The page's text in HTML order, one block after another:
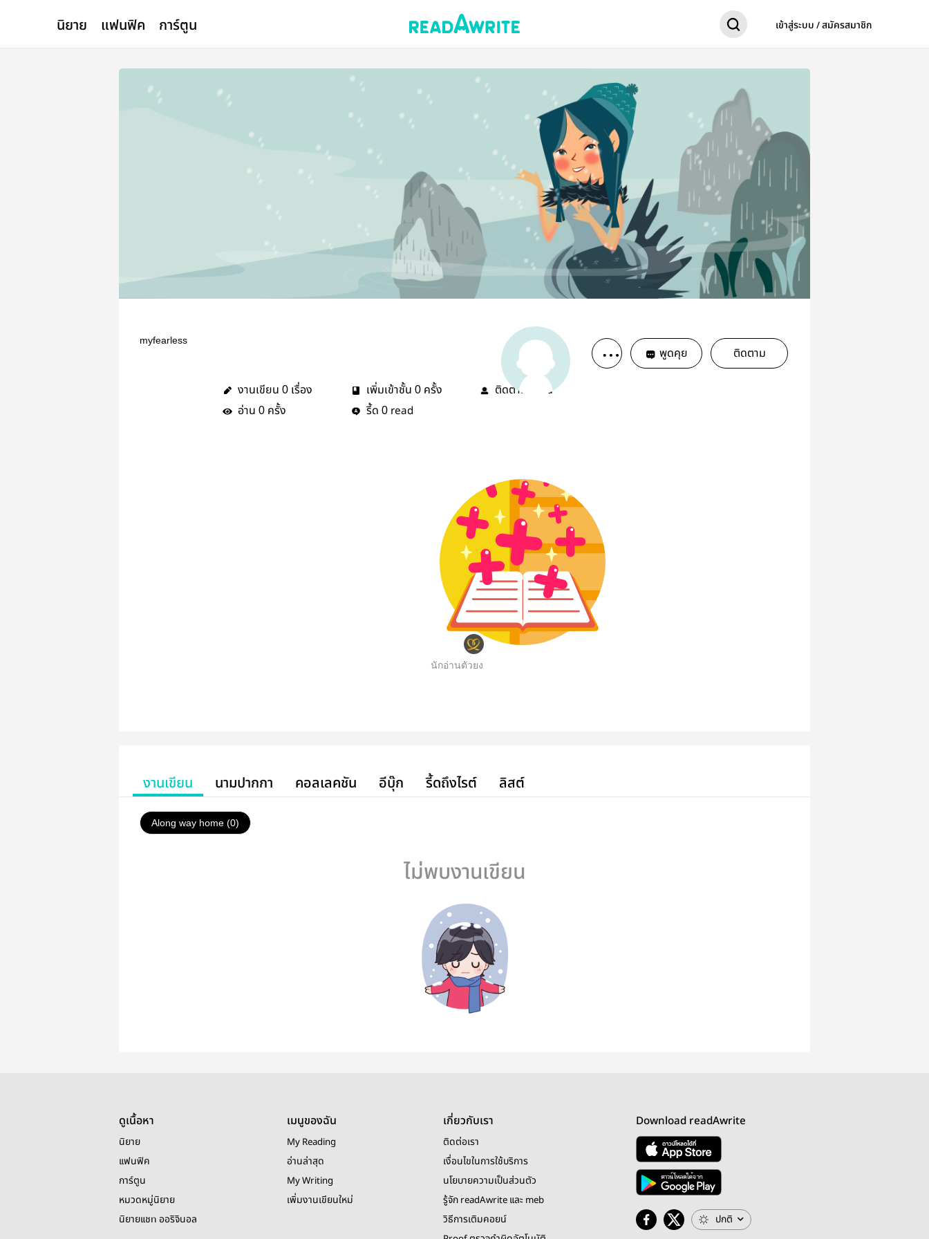
นิยาย แฟนฟิค การ์ตูน เข้าสู่ระบบ / สมัครสมาชิก
myfearless
พูดคุย ติดตาม
งานเขียน 0 เรื่อง เพิ่มเข้าชั้น 0 ครั้ง ติดตาม
คน
อ่าน 0 ครั้ง รี้ด 0 read
นักอ่านตัวยง
งานเขียน นามปากกา คอลเลคชัน อีบุ๊ก รี้ดถึงไรต์ ลิสต์
Along way home (0)
ไม่พบงานเขียน
ดูเนื้อหา
นิยาย
แฟนฟิค
การ์ตูน
หมวดหมู่นิยาย
นิยายแชท ออริจินอล
เมนูของฉัน
My Reading
อ่านล่าสุด
My Writing
เพิ่มงานเขียนใหม่
เกี่ยวกับเรา
ติดต่อเรา
เงื่อนไขในการใช้บริการ
นโยบายความเป็นส่วนตัว
รู้จัก readAwrite และ meb
วิธีการเติมคอยน์
Download readAwrite
ปกติ